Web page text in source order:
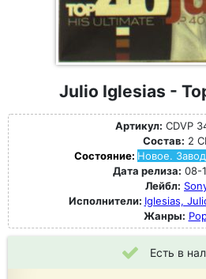
Julio Iglesias -
Артикул: CDVP
Состав: 2
Состояние: Новое.
Дата релиза: 08-
Лейбл:
Исполнители: Iglesias,
Жанры:
Есть в